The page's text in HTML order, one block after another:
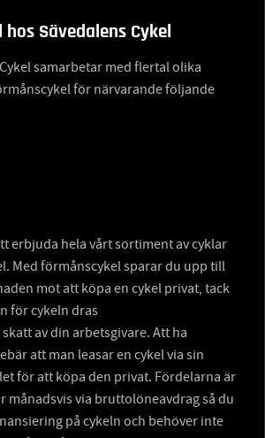
Sävedalens Cykel
samarbetar med flertal olika
för närvarande följande
erbjuda hela vårt sortiment av cyklar
Med förmånscykel sparar du upp till
mot att köpa en cykel privat, tack
för cykeln dras
av din arbetsgivare. Att ha
att man leasar en cykel via sin
för att köpa den privat. Fördelarna är
månadsvis via bruttolöneavdrag så du
på cykeln och behöver inte